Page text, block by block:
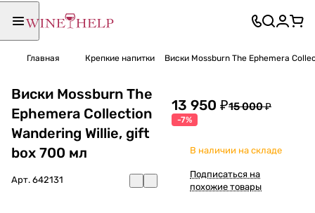
Главная Крепкие напитки Виски Mossburn The Ephemera
Виски Mossburn The
Ephemera Collection
Wandering Willie, gift
box 700 мл
Арт. 642131
13 950 ₽15 000 ₽
-7%
В наличии на складе
Подписаться на
похожие товары